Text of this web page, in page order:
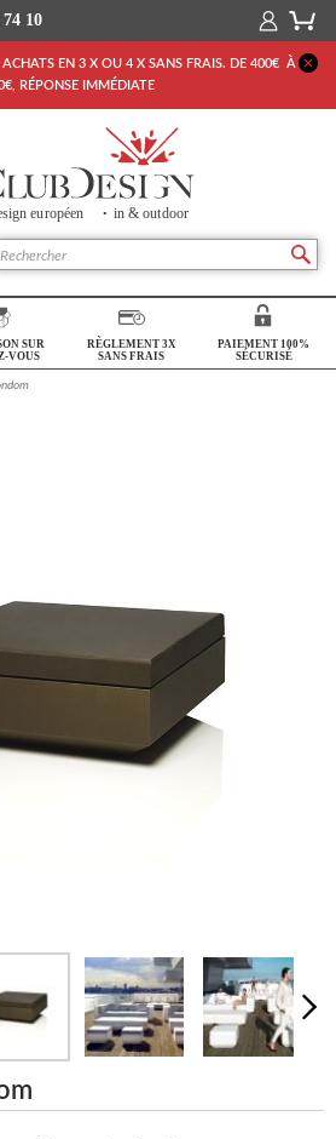
10
ACHATS EN 3 X OU 4 X SANS FRAIS. DE 400€ À
RÉPONSE IMMÉDIATE
SUR
VOUS
RÈGLEMENT 3X
SANS FRAIS
PAIEMENT 100%
SÉCURISÉ